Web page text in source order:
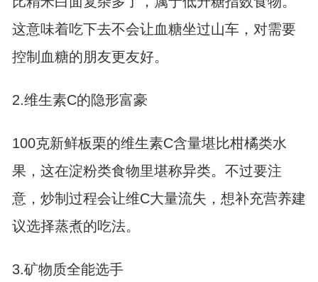
这意味着吃下去不会让血糖坐过山车，对需要
控制血糖的朋友更友好。
2.维生素C的隐形富豪
100克新鲜板栗的维生素C含量堪比柑橘类水
果，这在淀粉类食物里堪称异类。不过要注
意，炒制过程会让维C大量流失，想补充营养建
议选择蒸煮的吃法。
3.矿物质全能选手